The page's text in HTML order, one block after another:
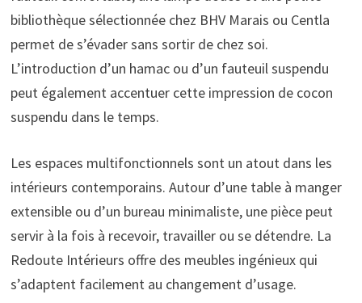
bibliothèque sélectionnée chez BHV Marais ou Centla
permet de s’évader sans sortir de chez soi.
L’introduction d’un hamac ou d’un fauteuil suspendu
peut également accentuer cette impression de cocon
suspendu dans le temps.
Les espaces multifonctionnels sont un atout dans les
intérieurs contemporains. Autour d’une table à manger
extensible ou d’un bureau minimaliste, une pièce peut
servir à la fois à recevoir, travailler ou se détendre. La
Redoute Intérieurs offre des meubles ingénieux qui
s’adaptent facilement au changement d’usage.